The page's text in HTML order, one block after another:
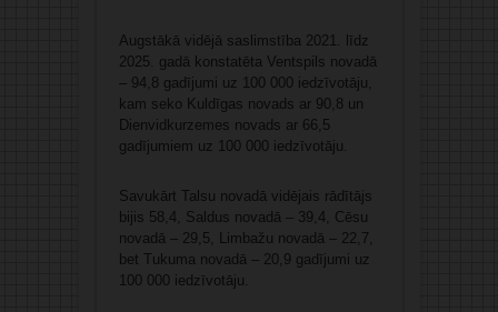
Augstākā vidējā saslimstība 2021. līdz
2025. gadā konstatēta Ventspils novadā
– 94,8 gadījumi uz 100 000 iedzīvotāju,
kam seko Kuldīgas novads ar 90,8 un
Dienvidkurzemes novads ar 66,5
gadījumiem uz 100 000 iedzīvotāju.
Savukārt Talsu novadā vidējais rādītājs
bijis 58,4, Saldus novadā – 39,4, Cēsu
novadā – 29,5, Limbažu novadā – 22,7,
bet Tukuma novadā – 20,9 gadījumi uz
100 000 iedzīvotāju.